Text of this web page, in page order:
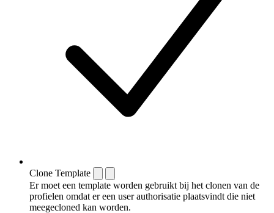
Clone Template
Er moet een template worden gebruikt bij het clonen van de
profielen omdat er een user authorisatie plaatsvindt die niet
meegecloned kan worden.